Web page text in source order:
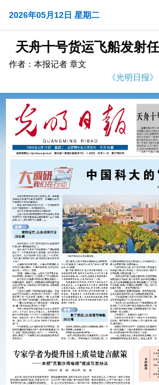
2026年05月12日 星期二
天舟十号货运飞船发射
作者：本报记者 章文
《光明日报